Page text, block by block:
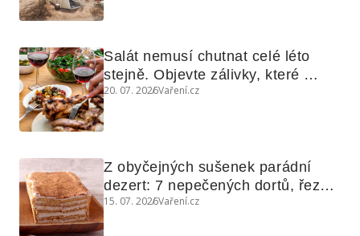
Salát nemusí chutnat celé léto
stejně. Objevte zálivky, které
využijete i na maso, nudle nebo
20. 07. 2026Vaření.cz
Z obyčejných sušenek parádní
dezert: 7 nepečených dortů, řezů
a koláčů
15. 07. 2026Vaření.cz